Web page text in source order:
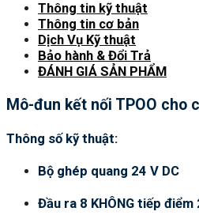
Thông tin kỹ thuật
Thông tin cơ bản
Dịch Vụ Kỹ thuật
Bảo hành & Đổi Trả
ĐÁNH GIÁ SẢN PHẨM
Mô-đun kết nối TPOO cho
Thông số kỹ thuật:
Bộ ghép quang 24 V DC
Đầu ra 8 KHÔNG tiếp điểm